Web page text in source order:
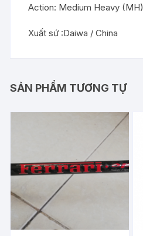
Action: Medium Heavy (MH)
Xuất sứ :Daiwa / China
SẢN PHẨM TƯƠNG TỰ